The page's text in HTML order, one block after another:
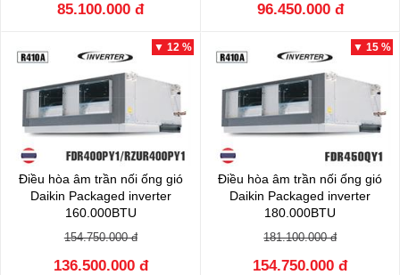
85.100.000 đ 96.450.000 đ
▼ 12 %
Điều hòa âm trần nối ống gió
Daikin Packaged inverter
160.000BTU
FDR400QY1/RZUR400QY1
154.750.000 đ
136.500.000 đ
▼ 15 %
Điều hòa âm trần nối ống gió
Daikin Packaged inverter
180.000BTU
FDR450QY1/RZUR450QY1
181.100.000 đ
154.750.000 đ